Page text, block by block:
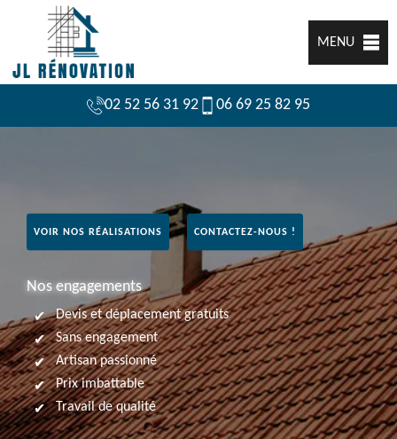
MENU
02 52 56 31 92 06 69 25 82 95
VOIR NOS RÉALISATIONS CONTACTEZ-NOUS !
Nos engagements
Devis et déplacement gratuits
Sans engagement
Artisan passionné
Prix imbattable
Travail de qualité